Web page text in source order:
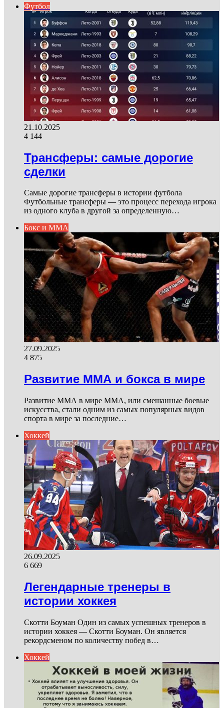
Футбол
21.10.2025
4 144
Трансферы: самые дорогие
сделки
Самые дорогие трансферы в истории футбола
Футбольные трансферы — это процесс перехода игрока
из одного клуба в другой за определенную…
Бокс и ММА
27.09.2025
4 875
Развитие ММА и бокса в мире
Развитие ММА в мире ММА, или смешанные боевые
искусства, стали одним из самых популярных видов
спорта в мире за последние…
Хоккей
26.09.2025
6 669
Легендарные тренеры в
истории хоккея
Скотти Боуман Один из самых успешных тренеров в
истории хоккея — Скотти Боуман. Он является
рекордсменом по количеству побед в…
Хоккей